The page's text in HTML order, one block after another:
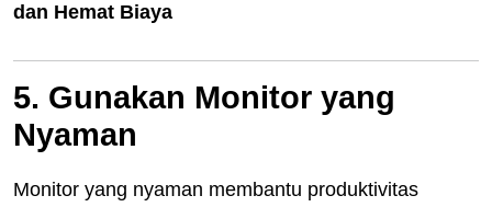
dan Hemat Biaya
5. Gunakan Monitor yang
Nyaman
Monitor yang nyaman membantu produktivitas